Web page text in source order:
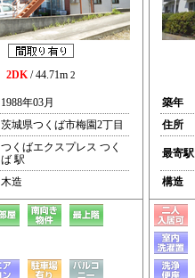
2DK/ 44.71m 2
1988年03月
茨城県つくば市梅園2丁目
つくばエクスプレス つく
ば 駅
木造
築年
住所
最寄駅
構造